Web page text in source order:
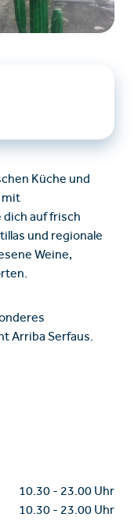
Küche und
mit
auf frisch
und regionale
Weine,
Arriba Serfaus.
10.30 - 23.00 Uhr
10.30 - 23.00 Uhr